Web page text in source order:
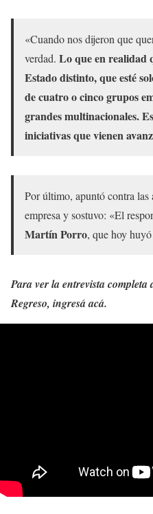
«Cuando nos dijeron que
verdad. Lo que en realidad
Estado distinto, que esté
de cuatro o cinco grupos
grandes multinacionales.
iniciativas que vienen
Por último, apuntó contra
empresa y sostuvo: «El
Martín Porro, que hoy
Para ver la entrevista
Regreso, ingresá acá.